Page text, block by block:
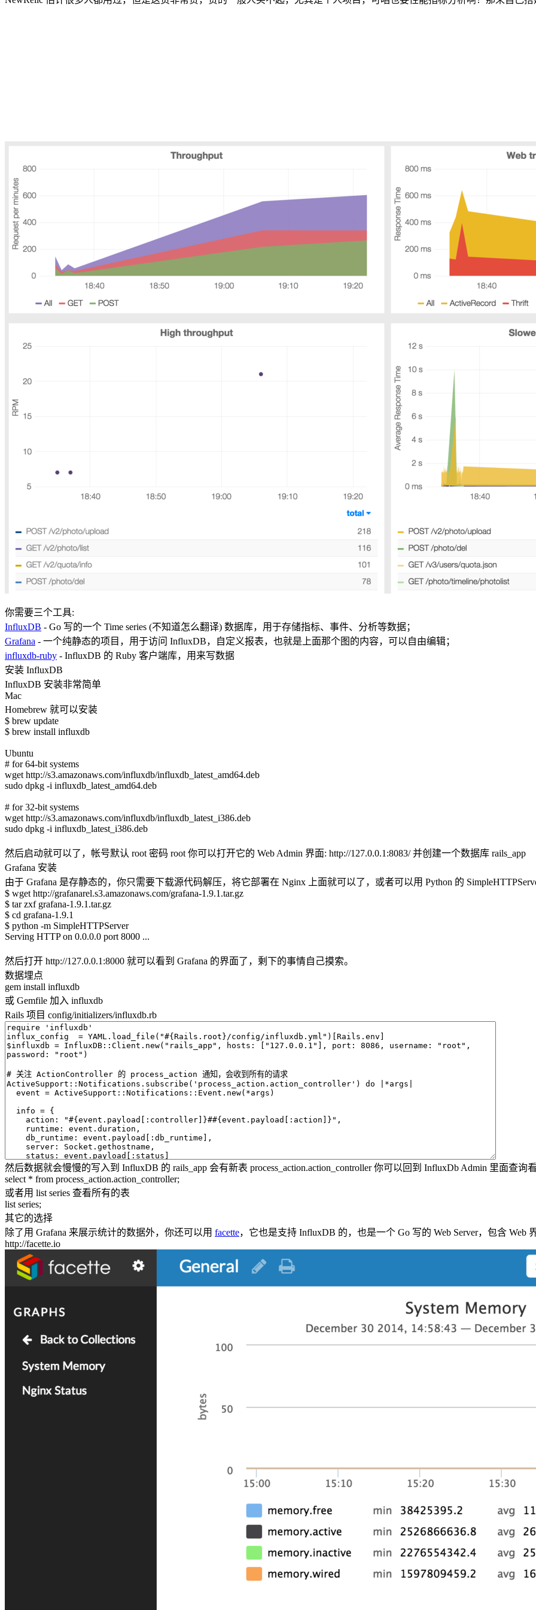
你需要三个工具:
InfluxDB - Go 写的一个 Time series (不知道怎么翻译) 数据库，用于存储指标、事件、分析等数据；
Grafana - 一个纯静态的项目，用于访问 InfluxDB，自定义报表，也就是上面那个图的内容，可以自由编辑；
influxdb-ruby - InfluxDB 的 Ruby 客户端库，用来写数据
安装 InfluxDB
InfluxDB 安装非常简单
Mac
Homebrew 就可以安装
$ brew update
$ brew install influxdb
Ubuntu
# for 64-bit systems
wget http://s3.amazonaws.com/influxdb/influxdb_latest_amd64.deb
sudo dpkg -i influxdb_latest_amd64.deb
# for 32-bit systems
wget http://s3.amazonaws.com/influxdb/influxdb_latest_i386.deb
sudo dpkg -i influxdb_latest_i386.deb
然后启动就可以了，帐号默认 root 密码 root 你可以打开它的 Web Admin 界面: http://127.0.0.1:8083/ 并创建一个数据库 rails_app
Grafana 安装
由于 Grafana 是存静态的，你只需要下载源代码解压，将它部署在 Nginx 上面就可以了，或者可以用 Python 的
$ wget http://grafanarel.s3.amazonaws.com/grafana-1.9.1.tar.gz
$ tar zxf grafana-1.9.1.tar.gz
$ cd grafana-1.9.1
$ python -m SimpleHTTPServer
Serving HTTP on 0.0.0.0 port 8000 ...
然后打开 http://127.0.0.1:8000 就可以看到 Grafana 的界面了，剩下的事情自己摸索。
数据埋点
gem install influxdb
或 Gemfile 加入 influxdb
Rails 项目 config/initializers/influxdb.rb
然后数据就会慢慢的写入到 InfluxDB 的 rails_app 会有新表 process_action.action_controller 你可以回到 InfluxDb Admin 里面查询
select * from process_action.action_controller;
或者用 list series 查看所有的表
list series;
其它的选择
除了用 Grafana 来展示统计的数据外，你还可以用 facette，它也是支持 InfluxDB 的，也是一个 Go 写的 Web Server，包含 Web
http://facette.io